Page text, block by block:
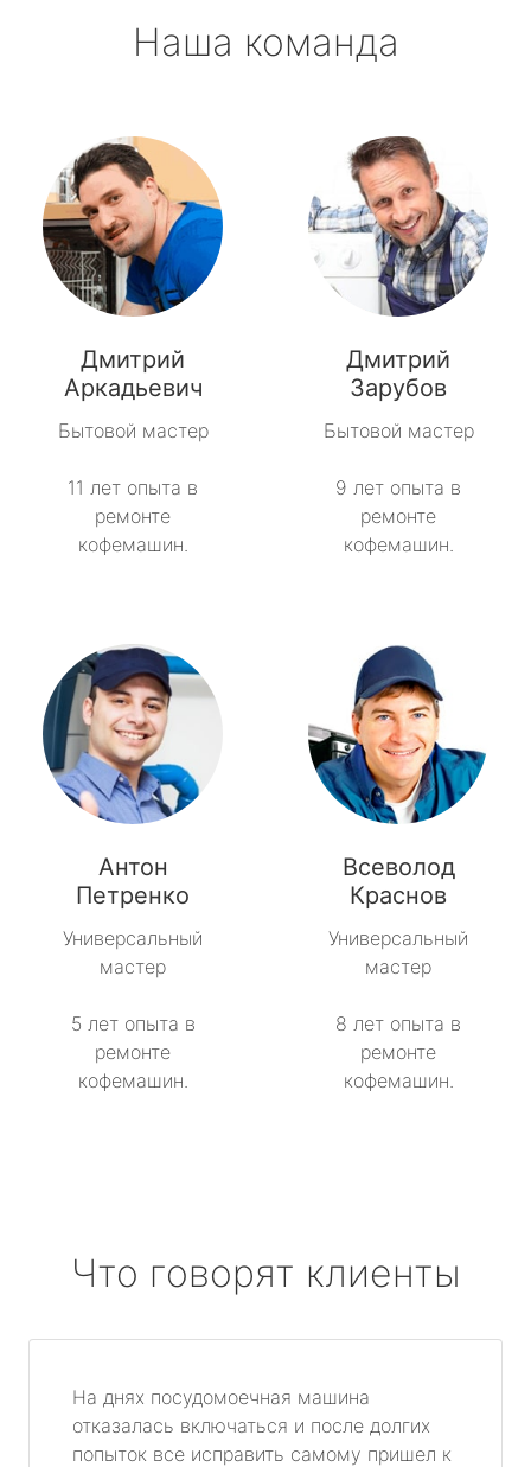
Наша команда
Дмитрий
Аркадьевич
Бытовой мастер
11 лет опыта в
ремонте
кофемашин.
Дмитрий
Зарубов
Бытовой мастер
9 лет опыта в
ремонте
кофемашин.
Антон
Петренко
Универсальный
мастер
5 лет опыта в
ремонте
кофемашин.
Всеволод
Краснов
Универсальный
мастер
8 лет опыта в
ремонте
кофемашин.
Что говорят клиенты
На днях посудомоечная машина
отказалась включаться и после долгих
попыток все исправить самому пришел к